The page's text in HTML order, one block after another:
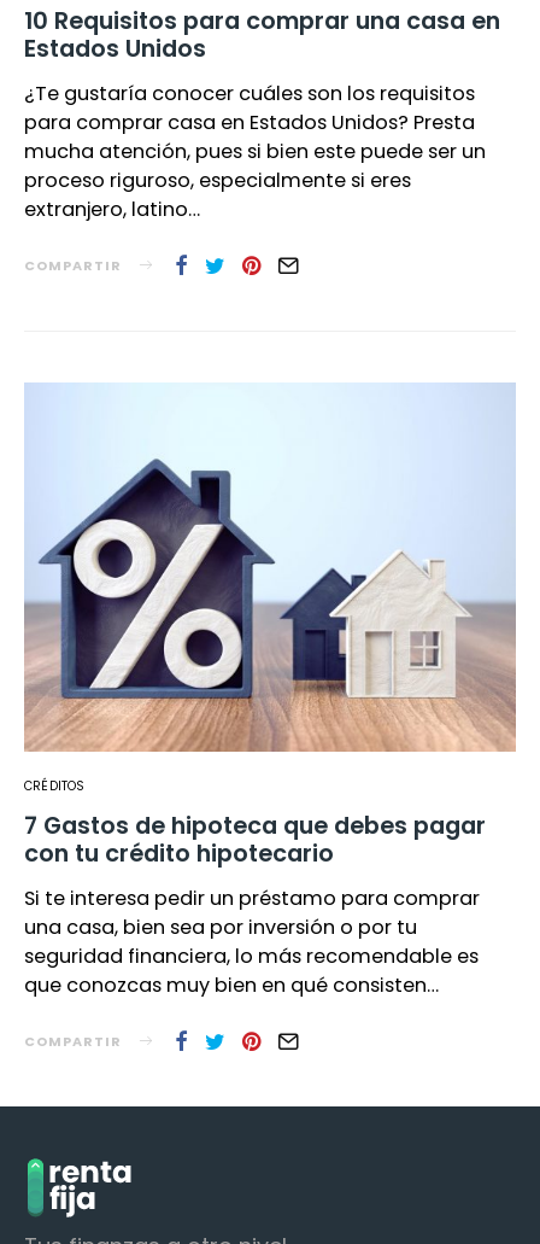
10 Requisitos para comprar una casa en
Estados Unidos
¿Te gustaría conocer cuáles son los requisitos
para comprar casa en Estados Unidos? Presta
mucha atención, pues si bien este puede ser un
proceso riguroso, especialmente si eres
extranjero, latino…
COMPARTIR
CRÉDITOS
7 Gastos de hipoteca que debes pagar
con tu crédito hipotecario
Si te interesa pedir un préstamo para comprar
una casa, bien sea por inversión o por tu
seguridad financiera, lo más recomendable es
que conozcas muy bien en qué consisten…
COMPARTIR